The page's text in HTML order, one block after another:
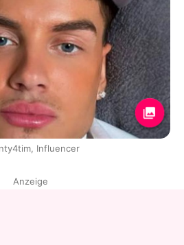
Influencer
Anzeige